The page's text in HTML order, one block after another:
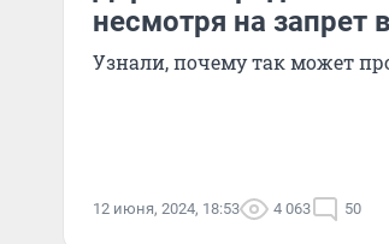
несмотря на запрет
Узнали, почему так может
12 июня, 2024, 18:53 4 063 50